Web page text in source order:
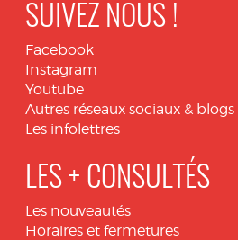
SUIVEZ NOUS !
Facebook
Instagram
Youtube
Autres réseaux sociaux & blogs
Les infolettres
LES + CONSULTÉS
Les nouveautés
Horaires et fermetures